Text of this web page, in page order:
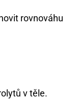
rovnováhu
v těle.